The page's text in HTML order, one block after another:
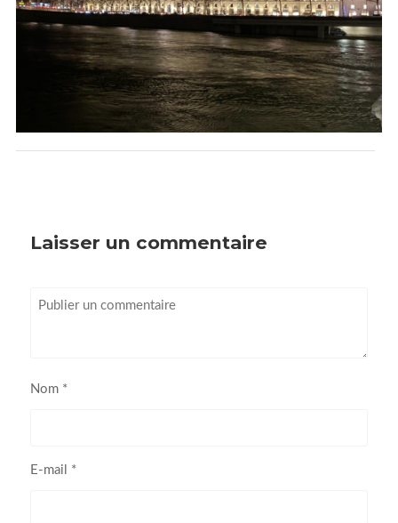
Laisser un commentaire
Nom *
E-mail *